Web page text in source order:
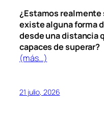
¿Estamos
existe alguna forma
desde una distancia
capaces de superar?
(más…)
21 julio, 2026